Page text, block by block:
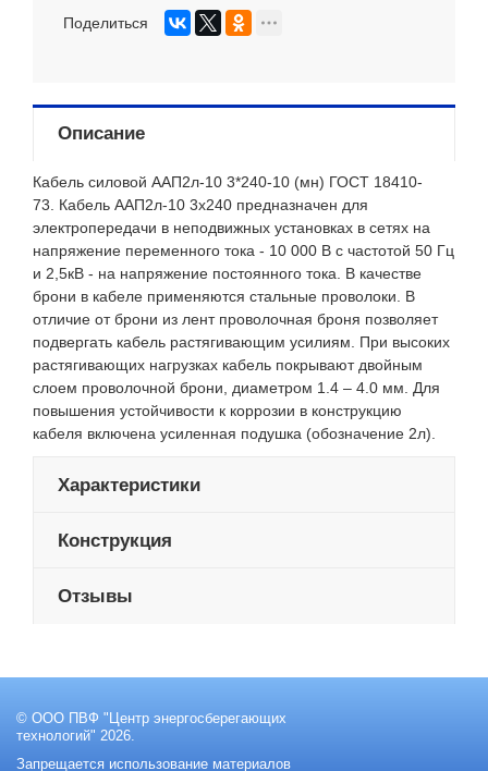
Поделиться
Описание
Кабель силовой ААП2л-10 3*240-10 (мн) ГОСТ 18410-
73. Кабель ААП2л-10 3х240 предназначен для
электропередачи в неподвижных установках в сетях на
напряжение переменного тока - 10 000 В с частотой 50 Гц
и 2,5кВ - на напряжение постоянного тока. В качестве
брони в кабеле применяются стальные проволоки. В
отличие от брони из лент проволочная броня позволяет
подвергать кабель растягивающим усилиям. При высоких
растягивающих нагрузках кабель покрывают двойным
слоем проволочной брони, диаметром 1.4 – 4.0 мм. Для
повышения устойчивости к коррозии в конструкцию
кабеля включена усиленная подушка (обозначение 2л).
Характеристики
Конструкция
Отзывы
© ООО ПВФ "Центр энергосберегающих
технологий" 2026.
Запрещается использование материалов